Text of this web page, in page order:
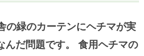
の緑のカーテンにヘチマが実
んだ問題です。 食用ヘチマの